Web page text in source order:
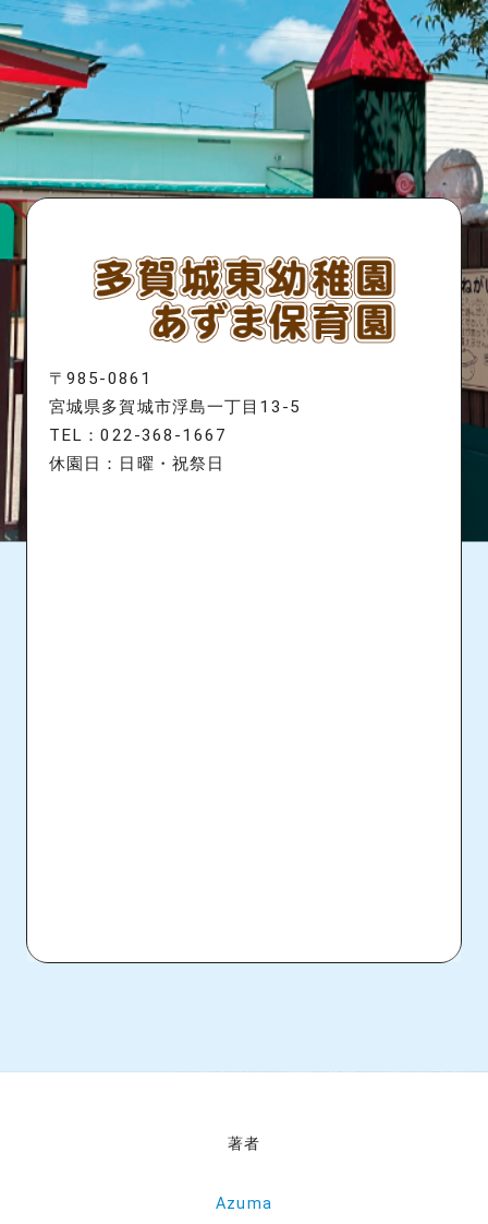
〒985-0861
宮城県多賀城市浮島一丁目13-5
TEL：022-368-1667
休園日：日曜・祝祭日
著者
Azuma